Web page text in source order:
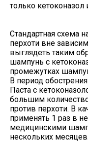
только кетоконазол
Стандартная схема
перхоти вне
выглядеть таким
шампунь с
промежутках
В период
Паста с
большим
против перхоти. В
применять 1 раз в
медицинскими
нескольких месяцев.